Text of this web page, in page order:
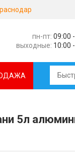
пн-пт: 09:00
выходные: 10:00
5л